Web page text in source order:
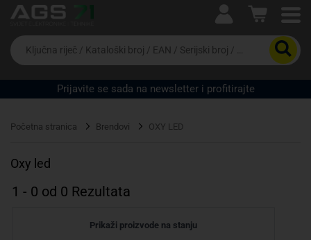
Ova postavka prilagođava asortiman proizvoda i
cijene vašim potrebama.
Da
biste
potražili
proizvod,
unesite
riječ,
EAN
serijski
Prijavite se sada na newsletter i profitirajte
Početna stranica Brendovi OXY LED
Oxy led
1 - 0 od 0 Rezultata
Prikaži proizvode na stanju